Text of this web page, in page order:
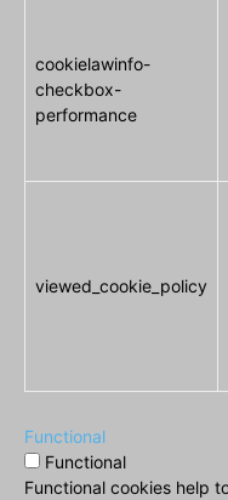
cookielawinfo-
checkbox-
performance
viewed_cookie_policy
Functional
Functional
Functional cookies help